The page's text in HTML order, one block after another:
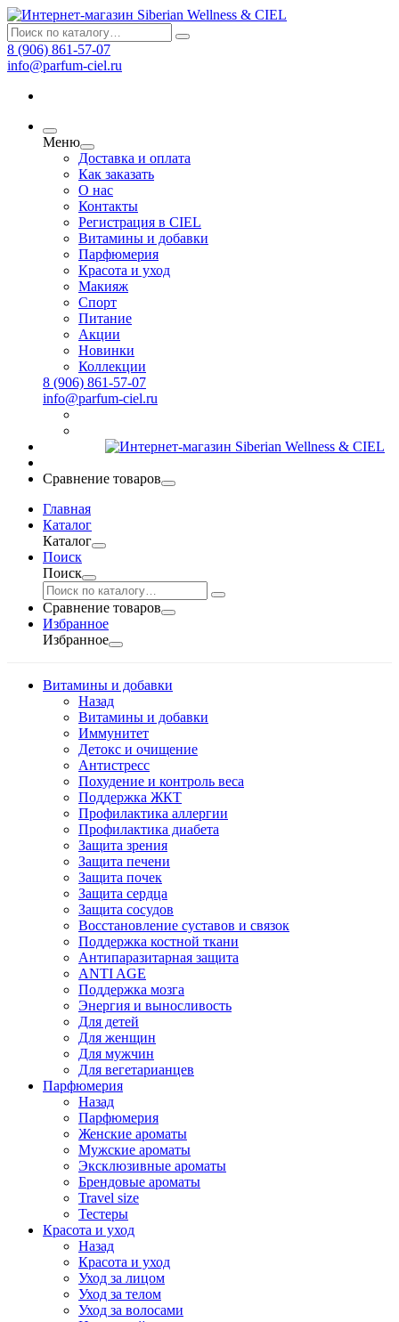
8 (906) 861-57-07
info@parfum-ciel.ru
Меню
Доставка и оплата
Как заказать
О нас
Контакты
Регистрация в CIEL
Витамины и добавки
Парфюмерия
Красота и уход
Макияж
Спорт
Питание
Акции
Новинки
Коллекции
8 (906) 861-57-07
info@parfum-ciel.ru
Сравнение товаров
Главная
Каталог
Каталог
Поиск
Поиск
Сравнение товаров
Избранное
Избранное
Витамины и добавки
Назад
Витамины и добавки
Иммунитет
Детокс и очищение
Антистресс
Похудение и контроль веса
Поддержка ЖКТ
Профилактика аллергии
Профилактика диабета
Защита зрения
Защита печени
Защита почек
Защита сердца
Защита сосудов
Восстановление суставов и связок
Поддержка костной ткани
Антипаразитарная защита
ANTI AGE
Поддержка мозга
Энергия и выносливость
Для детей
Для женщин
Для мужчин
Для вегетарианцев
Парфюмерия
Назад
Парфюмерия
Женские ароматы
Мужские ароматы
Эксклюзивные ароматы
Брендовые ароматы
Travel size
Тестеры
Красота и уход
Назад
Красота и уход
Уход за лицом
Уход за телом
Уход за волосами